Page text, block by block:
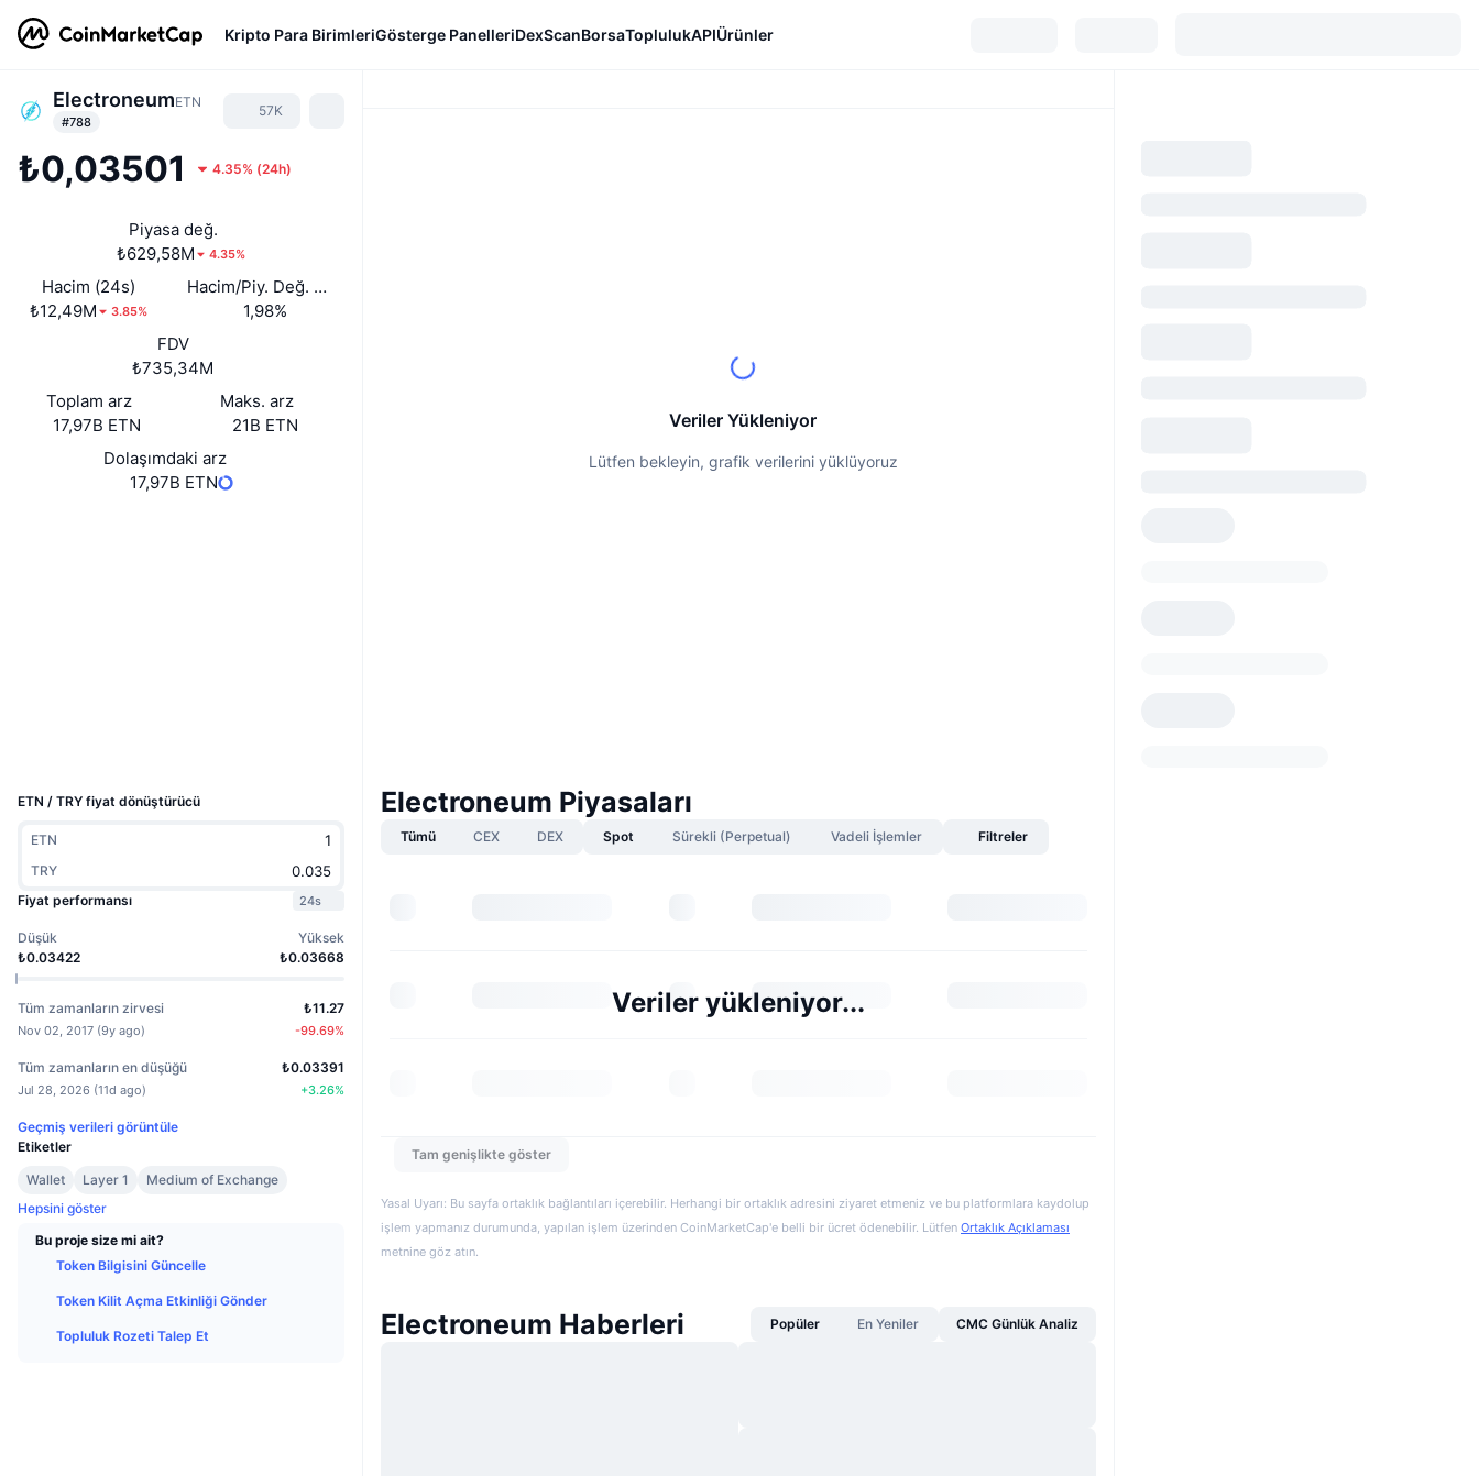
Kripto Para BirimleriGösterge PanelleriDexScanBorsaToplulukAPIÜrünler
ElectroneumETN
#788
57K
₺0,03501 4.35% (24h)
Piyasa değ.
₺629,58M
4.35%
Hacim (24s)
₺12,49M
3.85%
Hacim/Piy. Değ. (24s)
1,98%
FDV
₺735,34M
Toplam arz
17,97B ETN
Maks. arz
21B ETN
Dolaşımdaki arz
17,97B ETN
ETN / TRY fiyat dönüştürücü
ETN
TRY
Fiyat performansı
24s
Düşük
₺0.03422
Yüksek
₺0.03668
Tüm zamanların zirvesi
Nov 02, 2017 (9y ago)
₺11.27
-99.69%
Tüm zamanların en düşüğü
Jul 28, 2026 (11d ago)
₺0.03391
+3.26%
Geçmiş verileri görüntüle
Etiketler
Wallet
Layer 1
Medium of Exchange
Hepsini göster
Bu proje size mi ait?
Token Bilgisini Güncelle
Token Kilit Açma Etkinliği Gönder
Topluluk Rozeti Talep Et
Veriler Yükleniyor
Lütfen bekleyin, grafik verilerini yüklüyoruz
Electroneum Piyasaları
Tümü CEX DEX Spot Sürekli (Perpetual) Vadeli İşlemler Filtreler
Veriler yükleniyor...
Tam genişlikte göster
Yasal Uyarı: Bu sayfa ortaklık bağlantıları içerebilir. Herhangi bir ortaklık adresini ziyaret etmeniz ve bu platformlara kaydolup
işlem yapmanız durumunda, yapılan işlem üzerinden CoinMarketCap'e belli bir ücret ödenebilir. Lütfen Ortaklık Açıklaması
metnine göz atın.
Electroneum Haberleri Popüler En Yeniler CMC Günlük Analiz